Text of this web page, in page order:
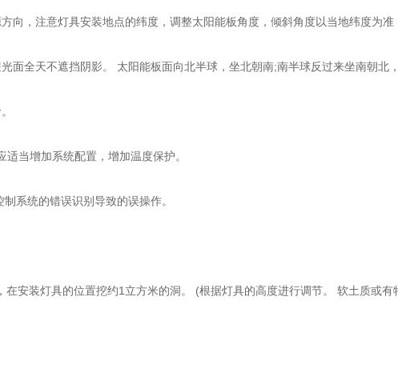
向，注意灯具安装地点的纬度，调整太阳能板角度，倾斜角度以当地纬度为准
面全天不遮挡阴影。 太阳能板面向北半球，坐北朝南;南半球反过来坐南朝北
当增加系统配置，增加温度保护。
系统的错误识别导致的误操作。
安装灯具的位置挖约1立方米的洞。 (根据灯具的高度进行调节。 软土质或有